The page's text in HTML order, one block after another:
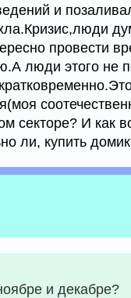
и
провести
люди этого не
секторе? И как
ли, купить
и декабре?